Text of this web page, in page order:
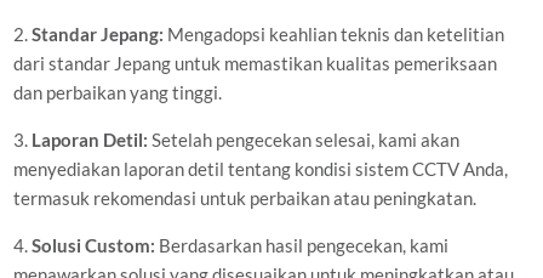
2.Standar Jepang: Mengadopsi keahlian teknis dan ketelitian
dari standar Jepang untuk memastikan kualitas pemeriksaan
dan perbaikan yang tinggi.
3. Laporan Detil: Setelah pengecekan selesai, kami akan
menyediakan laporan detil tentang kondisi sistem CCTV Anda,
termasuk rekomendasi untuk perbaikan atau peningkatan.
4.Solusi Custom: Berdasarkan hasil pengecekan, kami